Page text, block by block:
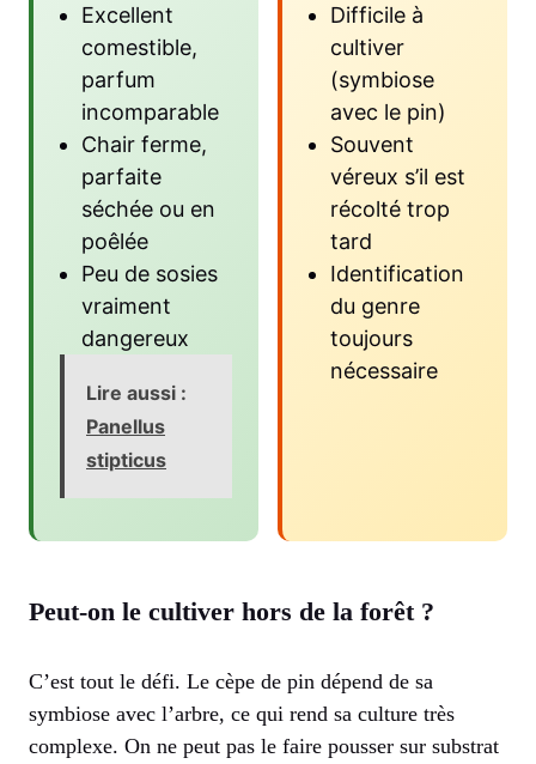
Excellent
comestible,
parfum
incomparable
Chair ferme,
parfaite
séchée ou en
poêlée
Peu de sosies
vraiment
dangereux
Lire aussi :
Panellus
stipticus
Difficile à
cultiver
(symbiose
avec le pin)
Souvent
véreux s’il est
récolté trop
tard
Identification
du genre
toujours
nécessaire
Peut-on le cultiver hors de la forêt ?
C’est tout le défi. Le cèpe de pin dépend de sa
symbiose avec l’arbre, ce qui rend sa culture très
complexe. On ne peut pas le faire pousser sur substrat